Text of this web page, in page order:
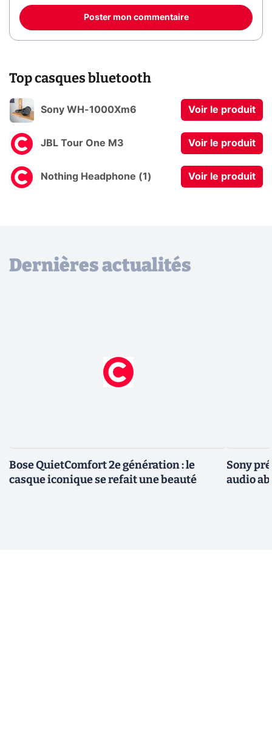
Poster mon commentaire
Top casques bluetooth
Sony WH-1000Xm6 Voir le produit
JBL Tour One M3 Voir le produit
Nothing Headphone (1) Voir le produit
Dernières actualités
Bose QuietComfort 2e génération : le
casque iconique se refait une beauté
Sony
audio